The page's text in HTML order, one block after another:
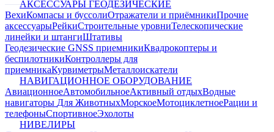
АКСЕССУАРЫ ГЕОДЕЗИЧЕСКИЕ
ВехиКомпасы и буссолиОтражатели и приёмникиПрочие
аксессуарыРейкиСтроительные уровниТелескопические
линейки и штангиШтативы
Геодезические GNSS приемникиКвадрокоптеры и
беспилотникиКонтроллеры для
приемникаКурвиметрыМеталлоискатели
НАВИГАЦИОННОЕ ОБОРУДОВАНИЕ
АвиационноеАвтомобильноеАктивный отдыхВодные
навигаторы Для ЖивотныхМорскоеМотоциклетноеРации и
телефоныСпортивноеЭхолоты
НИВЕЛИРЫ